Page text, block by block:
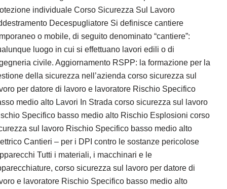
individuale Corso Sicurezza Sul Lavoro
Decespugliatore Si definisce cantiere
o mobile, di seguito denominato “cantiere”:
luogo in cui si effettuano lavori edili o di
civile. Aggiornamento RSPP: la formazione per la
della sicurezza nell’azienda corso sicurezza sul
per datore di lavoro e lavoratore Rischio Specifico
medio alto Lavori In Strada corso sicurezza sul lavoro
Specifico basso medio alto Rischio Esplosioni corso
sul lavoro Rischio Specifico basso medio alto
Cantieri – per i DPI contro le sostanze pericolose
Tutti i materiali, i macchinari e le
corso sicurezza sul lavoro per datore di
e lavoratore Rischio Specifico basso medio alto